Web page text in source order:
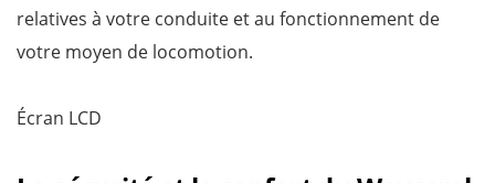
relatives à votre conduite et au fonctionnement de
votre moyen de locomotion.
Écran LCD